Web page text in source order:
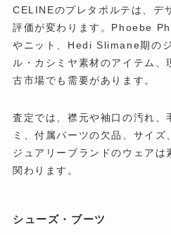
CELINEのプレタポルテは、デ
評価が変わります。Phoebe
やニット、Hedi Slimane期の
ル・カシミヤ素材のアイテム、
古市場でも需要があります。
査定では、襟元や袖口の汚れ、
ミ、付属パーツの欠品、サイ
ジュアリーブランドのウェアは
関わります。
シューズ・ブーツ